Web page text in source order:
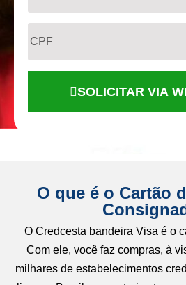
SOLICITAR VIA
O que é o Cartão
O Credcesta bandeira Visa é o
Com ele, você faz compras, à
milhares de estabelecimentos